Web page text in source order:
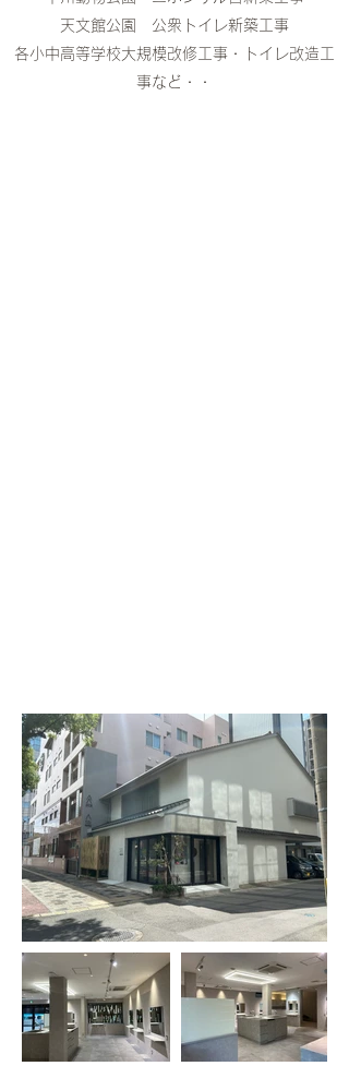
天文館公園 公衆トイレ新築工事
各小中高等学校大規模改修工事・トイレ改造工
事など・・